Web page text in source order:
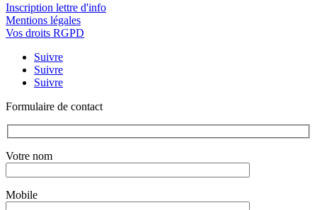
Inscription lettre d'info
Mentions légales
Vos droits RGPD
Suivre
Suivre
Suivre
Formulaire de contact
Votre nom
Mobile